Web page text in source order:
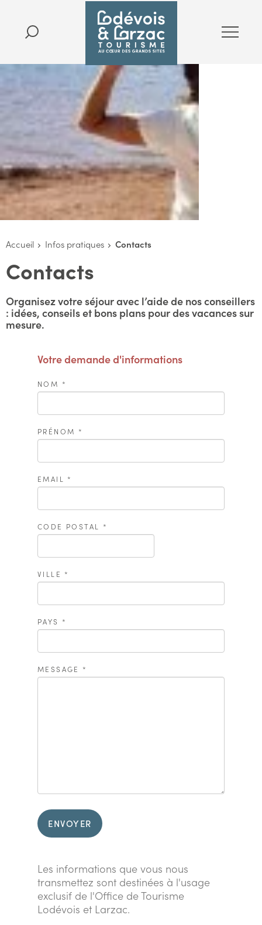
Accueil Infos pratiques Contacts
Contacts
Organisez votre séjour avec l’aide de nos conseillers
: idées, conseils et bons plans pour des vacances sur
mesure.
Votre demande d'informations
NOM *
PRÉNOM *
EMAIL*
CODE POSTAL *
VILLE*
PAYS *
MESSAGE*
ENVOYER
Les informations que vous nous
transmettez sont destinées à l'usage
exclusif de l'Office de Tourisme
Lodévois et Larzac.